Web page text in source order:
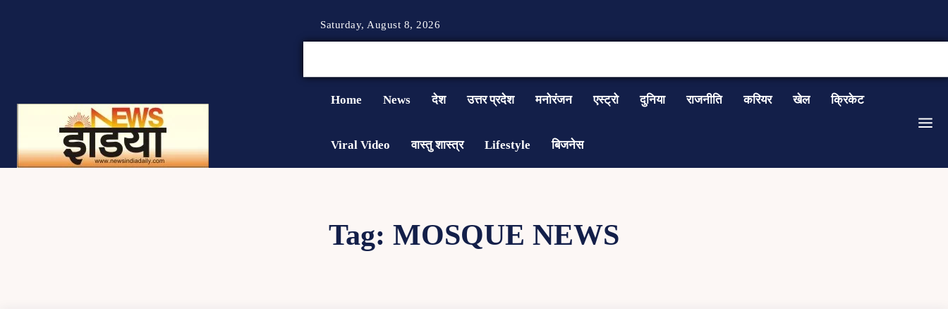
Saturday, August 8, 2026
Home News देश उत्तर प्रदेश मनोरंजन एस्ट्रो दुनिया राजनीति करियर खेल क्रिकेट
Viral Video वास्तु शास्त्र Lifestyle बिजनेस
Tag: MOSQUE NEWS